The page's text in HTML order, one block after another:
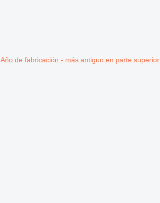
Año de fabricación - más antiguo en parte superior